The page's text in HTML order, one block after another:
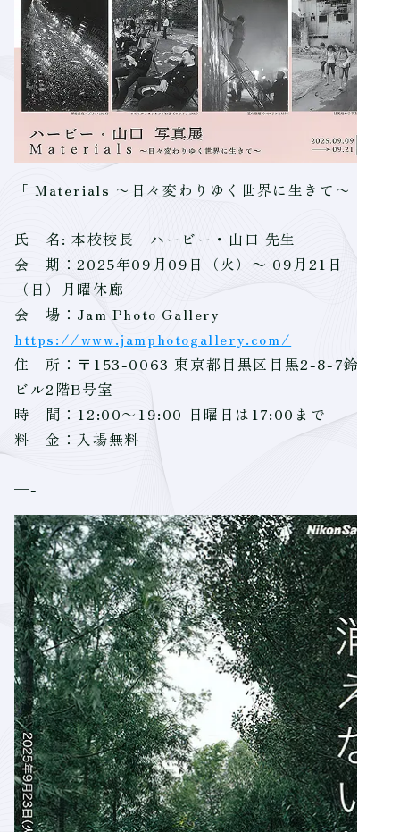
「 Materials 〜日々変わりゆく世界に生きて〜 」
氏 名: 本校校長 ハービー・山口 先生
会 期：2025年09月09日（火）～ 09月21日
（日）月曜休廊
会 場：Jam Photo Gallery
https://www.jamphotogallery.com/
住 所：〒153-0063 東京都目黒区目黒2-8-7鈴木
ビル2階B号室
時 間：12:00～19:00 日曜日は17:00まで
料 金：入場無料
—-